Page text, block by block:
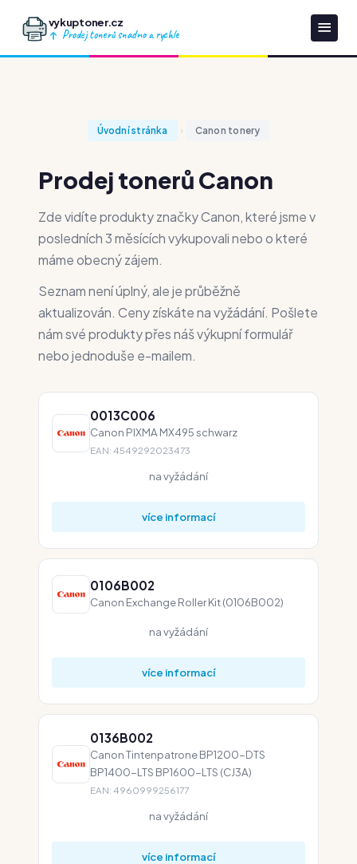
vykuptoner.cz
Prodej tonerů snadno a rychle
Úvodní stránka Canon tonery
Prodej tonerů Canon
Zde vidíte produkty značky Canon, které jsme v
posledních 3 měsících vykupovali nebo o které
máme obecný zájem.
Seznam není úplný, ale je průběžně
aktualizován. Ceny získáte na vyžádání. Pošlete
nám své produkty přes náš výkupní formulář
nebo jednoduše e-mailem.
0013C006
Canon PIXMA MX495 schwarz
EAN: 4549292023473
na vyžádání
více informací
0106B002
Canon Exchange Roller Kit (0106B002)
na vyžádání
více informací
0136B002
Canon Tintenpatrone BP1200-DTS
BP1400-LTS BP1600-LTS (CJ3A)
EAN: 4960999256177
na vyžádání
více informací